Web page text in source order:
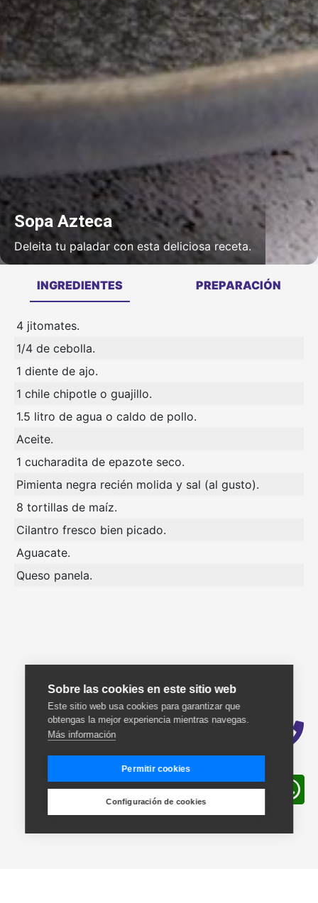
Sopa Azteca
Deleita tu paladar con esta deliciosa receta.
INGREDIENTES PREPARACIÓN
4 jitomates.
1/4 de cebolla.
1 diente de ajo.
1 chile chipotle o guajillo.
1.5 litro de agua o caldo de pollo.
Aceite.
1 cucharadita de epazote seco.
Pimienta negra recién molida y sal (al gusto).
8 tortillas de maíz.
Cilantro fresco bien picado.
Aguacate.
Queso panela.
Sobre las cookies en este sitio web
Este sitio web usa cookies para garantizar que
obtengas la mejor experiencia mientras navegas.
Más información
Permitir cookies
Configuración de cookies